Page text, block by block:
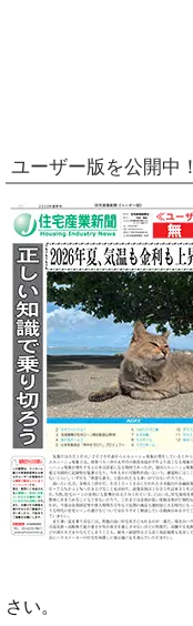
ユーザー版を公開中！
さい。